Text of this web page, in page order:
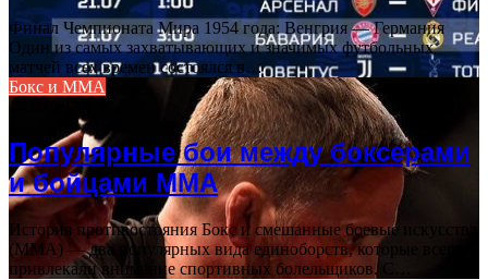
Финал Чемпионата Мира 1954 года: Венгрия — Германия
Один из самых захватывающих и значимых футбольных
матчей всех времен состоялся в…
Бокс и ММА
14.09.2025
Популярные бои между боксерами
и бойцами ММА
История противостояния Бокс и смешанные боевые искусства
(ММА) — два популярных вида единоборств, которые всегда
привлекали внимание спортивных болельщиков. С…